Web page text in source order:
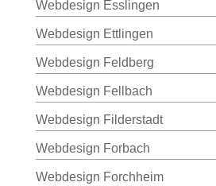
Webdesign Esslingen
Webdesign Ettlingen
Webdesign Feldberg
Webdesign Fellbach
Webdesign Filderstadt
Webdesign Forbach
Webdesign Forchheim